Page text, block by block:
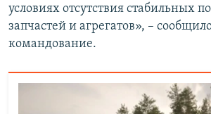
условиях отсутствия стабильных
запчастей и агрегатов», –
командование.